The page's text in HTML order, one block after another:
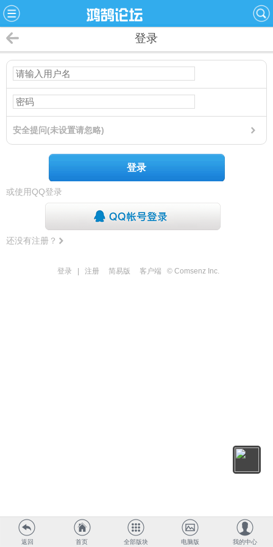
登录
安全提问(未设置请忽略)
登录
或使用QQ登录
还没有注册？
登录 注册 简易版 客户端 © Comsenz Inc.
返回 首页 全部版块 电脑版 我的中心